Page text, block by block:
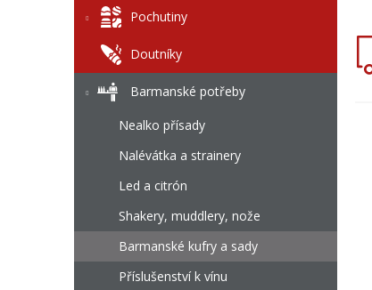
Pochutiny
Doutníky
Barmanské potřeby
Nealko přísady
Nalévátka a strainery
Led a citrón
Shakery, muddlery, nože
Barmanské kufry a sady
Příslušenství k vínu